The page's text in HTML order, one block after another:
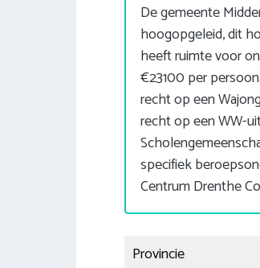
De gemeente
hoogopgeleid, dit
heeft ruimte voor
€23100 per
recht op een
recht op een WW-
specifiek
Centrum Drenthe
Provincie